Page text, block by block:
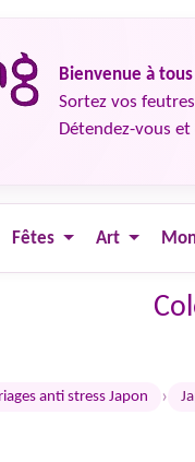
Bienvenue à
Sortez vos
Détendez-vous
Fêtes Art
anti stress Japon ›